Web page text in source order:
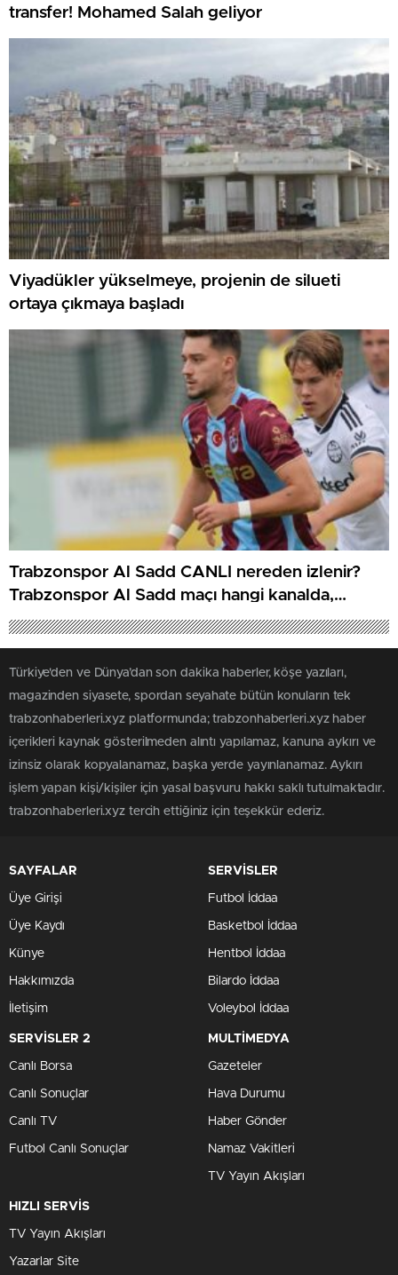
transfer! Mohamed Salah geliyor
Viyadükler yükselmeye, projenin de silueti
ortaya çıkmaya başladı
Trabzonspor Al Sadd CANLI nereden izlenir?
Trabzonspor Al Sadd maçı hangi kanalda,
nereden izlenir?
Türkiye'den ve Dünya’dan son dakika haberler, köşe yazıları,
magazinden siyasete, spordan seyahate bütün konuların tek
trabzonhaberleri.xyz platformunda; trabzonhaberleri.xyz haber
içerikleri kaynak gösterilmeden alıntı yapılamaz, kanuna aykırı ve
izinsiz olarak kopyalanamaz, başka yerde yayınlanamaz. Aykırı
işlem yapan kişi/kişiler için yasal başvuru hakkı saklı tutulmaktadır.
trabzonhaberleri.xyz tercih ettiğiniz için teşekkür ederiz.
SAYFALAR
Üye Girişi
Üye Kaydı
Künye
Hakkımızda
İletişim
SERVİSLER
Futbol İddaa
Basketbol İddaa
Hentbol İddaa
Bilardo İddaa
Voleybol İddaa
SERVİSLER 2
Canlı Borsa
Canlı Sonuçlar
Canlı TV
Futbol Canlı Sonuçlar
MULTİMEDYA
Gazeteler
Hava Durumu
Haber Gönder
Namaz Vakitleri
TV Yayın Akışları
HIZLI SERVİS
TV Yayın Akışları
Yazarlar Site